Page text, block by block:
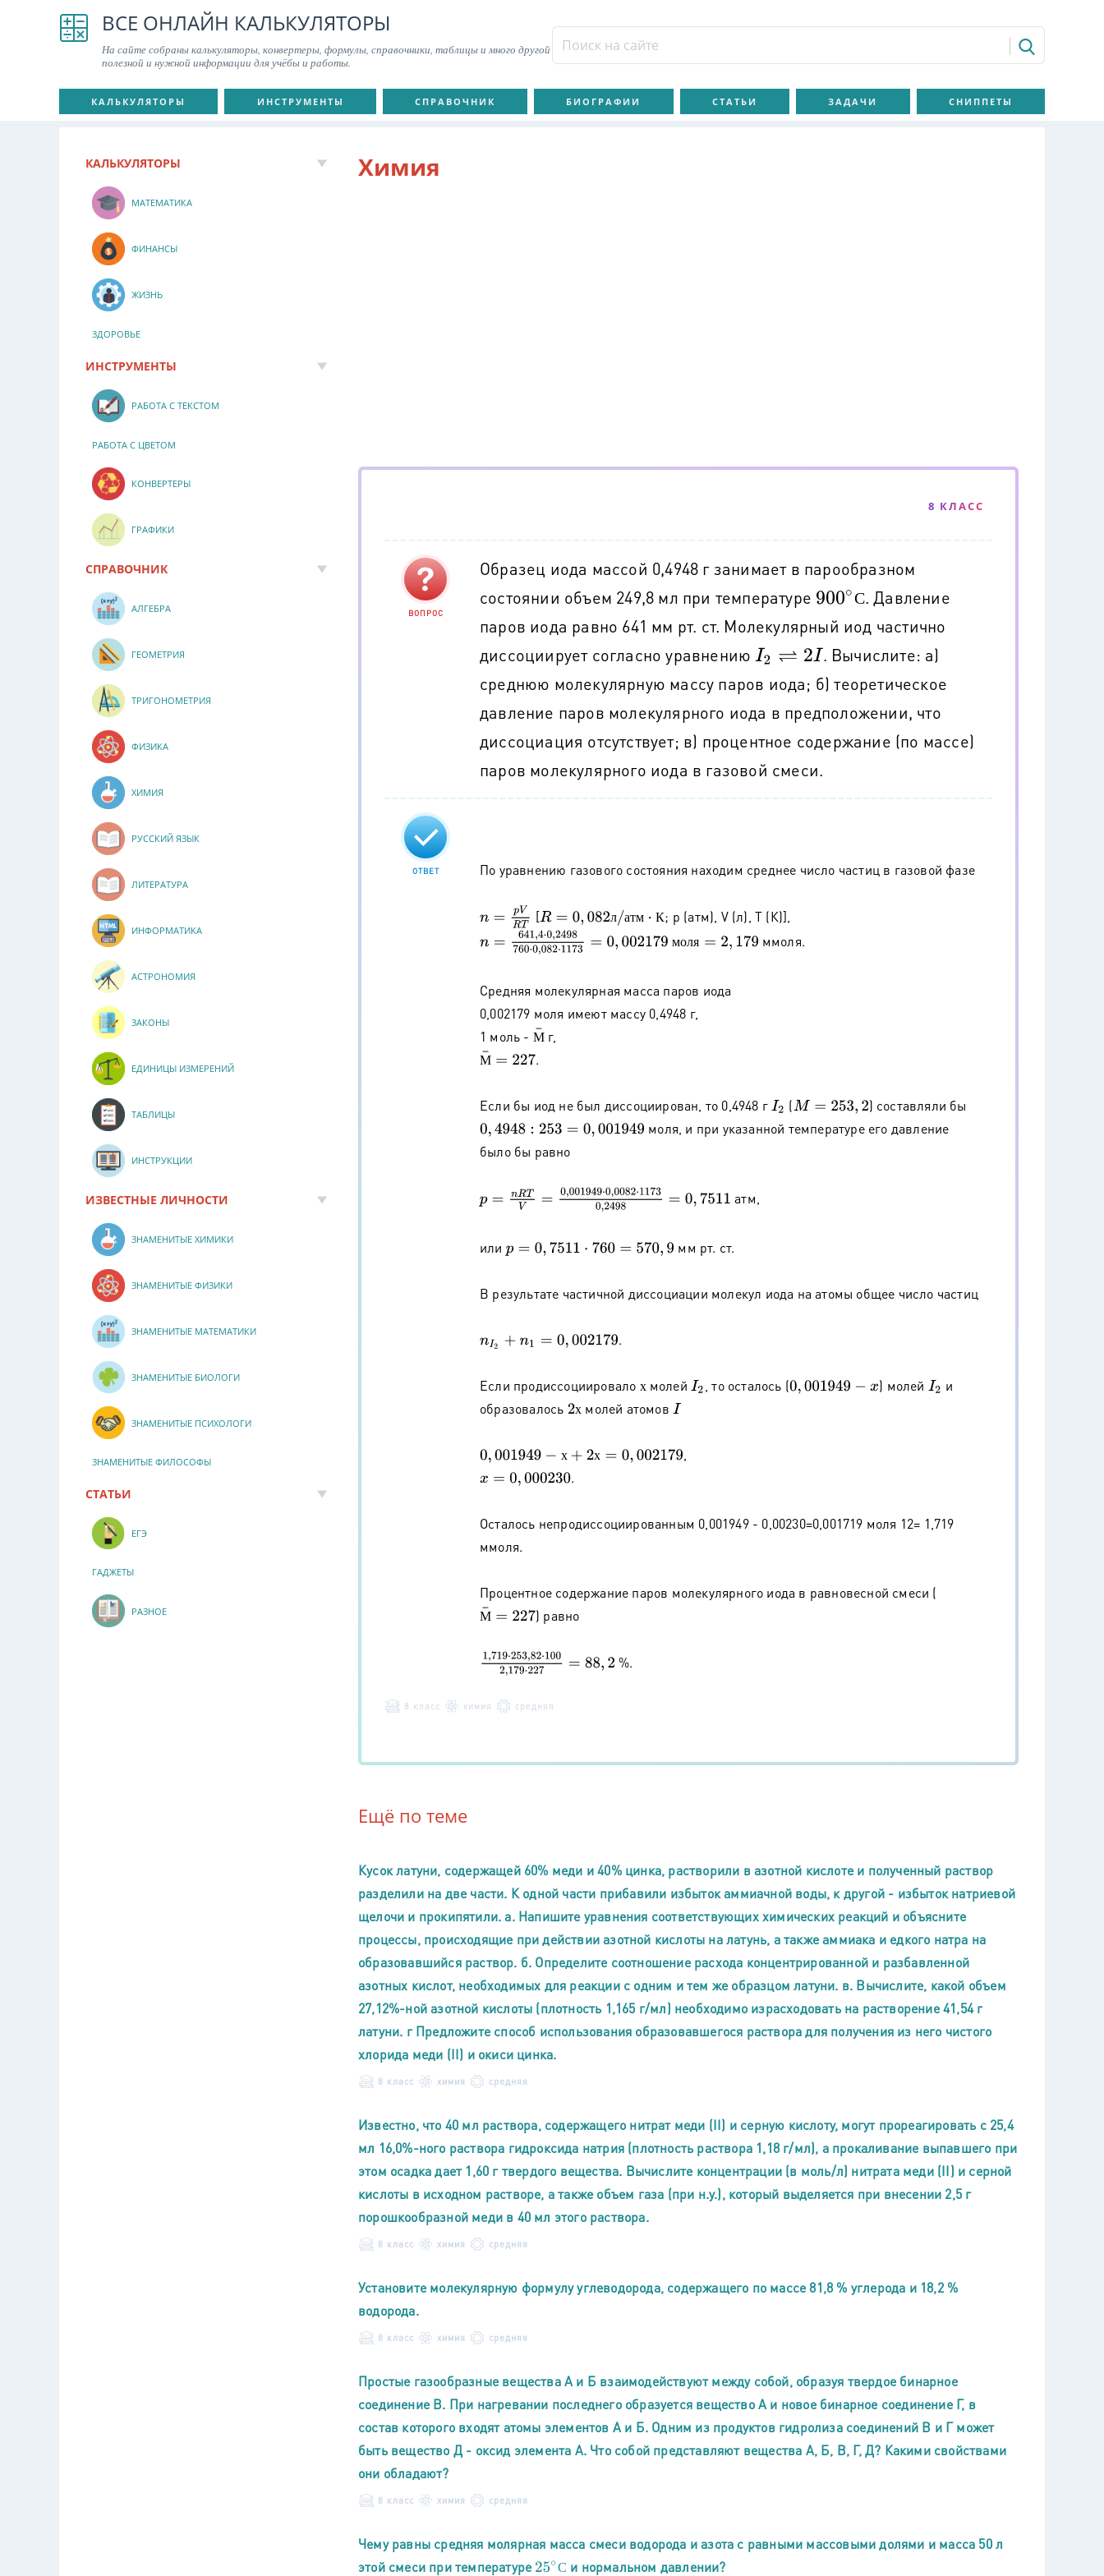
ВСЕ ОНЛАЙН КАЛЬКУЛЯТОРЫ
На сайте собраны калькуляторы, конвертеры, формулы, справочники, таблицы и много другой
полезной и нужной информации для учёбы и работы.
КАЛЬКУЛЯТОРЫ ИНСТРУМЕНТЫ СПРАВОЧНИК БИОГРАФИИ СТАТЬИ ЗАДАЧИ СНИППЕТЫ
Химия
8 КЛАСС
ВОПРОС
Образец иода массой 0,4948 г занимает в парообразном
состоянии объем 249,8 мл при температуре
С
900∘С. Давление
паров иода равно 641 мм рт. ст. Молекулярный иод частично
диссоциирует согласно уравнению I2⇌2I
. Вычислите: а)
среднюю молекулярную массу паров иода; б) теоретическое
давление паров молекулярного иода в предположении, что
диссоциация отсутствует; в) процентное содержание (по массе)
паров молекулярного иода в газовой смеси.
ОТВЕТ По уравнению газового состояния находим среднее число частиц в газовой фазе
n= pV RT [ л атм К
R= 0,082 л/атм⋅К ; р (атм), V (л), Т (К)],
моля
n= 641,4⋅0,2498760⋅ 0,082 1173=0,002179 мо ля 2 ,179ммоля.
Средняя молекулярная масса паров иода
0,002179 моля имеют массу 0,4948 г,
1 моль - М
М¯
г,
М
М¯=227 .
Если бы иод не был диссоциирован, то 0,4948 г I2 (M= 253 ,2
) составляли бы
0,4948:253 =0,001949
моля, и при указанной температуре его давление
было бы равно
p=nR TV=0 001949⋅0,0082⋅11730,2498= ,7511 атм,
или p=0,7511⋅760=570,9 мм рт. ст.
В результате частичной диссоциации молекул иода на атомы общее число частиц
nI2 n1 =0, 002179 .
Если продиссоциировало х
хмолей I2 , то осталось (0,001949−x ) молей I2 и
образовалось
х
2х молей атомов I
х х
0,001949−х +2х=0,002179
x= 0,000230 .
Осталось непродиссоциированным 0,001949 - 0,00230=0,001719 моля 12= 1,719
ммоля.
Процентное содержание паров молекулярного иода в равновесной смеси (
М
М¯=227 ) равно
1,719⋅253,82⋅1002, 179 227=
%.
8 класс химия средняя
Ещё по теме
Кусок латуни, содержащей 60% меди и 40% цинка, растворили в азотной кислоте и полученный раствор
разделили на две части. К одной части прибавили избыток аммиачной воды, к другой - избыток натриевой
щелочи и прокипятили. а. Напишите уравнения соответствующих химических реакций и объясните
процессы, происходящие при действии азотной кислоты на латунь, а также аммиака и едкого натра на
образовавшийся раствор. б. Определите соотношение расхода концентрированной и разбавленной
азотных кислот, необходимых для реакции с одним и тем же образцом латуни. в. Вычислите, какой объем
27,12%-ной азотной кислоты (плотность 1,165 г/мл) необходимо израсходовать на растворение 41,54 г
латуни. г Предложите способ использования образовавшегося раствора для получения из него чистого
хлорида меди (II) и окиси цинка.
8 класс химия средняя
Известно, что 40 мл раствора, содержащего нитрат меди (II) и серную кислоту, могут прореагировать с 25,4
мл 16,0%-ного раствора гидроксида натрия (плотность раствора 1,18 г/мл), а прокаливание выпавшего при
этом осадка дает 1,60 г твердого вещества. Вычислите концентрации (в моль/л) нитрата меди (II) и серной
кислоты в исходном растворе, а также объем газа (при н.у.), который выделяется при внесении 2,5 г
порошкообразной меди в 40 мл этого раствора.
8 класс химия средняя
Установите молекулярную формулу углеводорода, содержащего по массе 81,8 % углерода и 18,2 %
водорода.
8 класс химия средняя
Простые газообразные вещества А и Б взаимодействуют между собой, образуя твердое бинарное
соединение В. При нагревании последнего образуется вещество А и новое бинарное соединение Г, в
состав которого входят атомы элементов А и Б. Одним из продуктов гидролиза соединений В и Г может
быть вещество Д - оксид элемента А. Что собой представляют вещества А, Б, В, Г, Д? Какими свойствами
они обладают?
8 класс химия средняя
Чему равны средняя молярная масса смеси водорода и азота с равными массовыми долями и масса 50 л
этой смеси при температуре
С
25∘С и нормальном давлении?
КАЛЬКУЛЯТОРЫ
МАТЕМАТИКА
ФИНАНСЫ
ЖИЗНЬ
ЗДОРОВЬЕ
ИНСТРУМЕНТЫ
РАБОТА С ТЕКСТОМ
РАБОТА С ЦВЕТОМ
КОНВЕРТЕРЫ
ГРАФИКИ
СПРАВОЧНИК
АЛГЕБРА
ГЕОМЕТРИЯ
ТРИГОНОМЕТРИЯ
ФИЗИКА
ХИМИЯ
РУССКИЙ ЯЗЫК
ЛИТЕРАТУРА
ИНФОРМАТИКА
АСТРОНОМИЯ
ЗАКОНЫ
ЕДИНИЦЫ ИЗМЕРЕНИЙ
ТАБЛИЦЫ
ИНСТРУКЦИИ
ИЗВЕСТНЫЕ ЛИЧНОСТИ
ЗНАМЕНИТЫЕ ХИМИКИ
ЗНАМЕНИТЫЕ ФИЗИКИ
ЗНАМЕНИТЫЕ МАТЕМАТИКИ
ЗНАМЕНИТЫЕ БИОЛОГИ
ЗНАМЕНИТЫЕ ПСИХОЛОГИ
ЗНАМЕНИТЫЕ ФИЛОСОФЫ
СТАТЬИ
ЕГЭ
ГАДЖЕТЫ
РАЗНОЕ